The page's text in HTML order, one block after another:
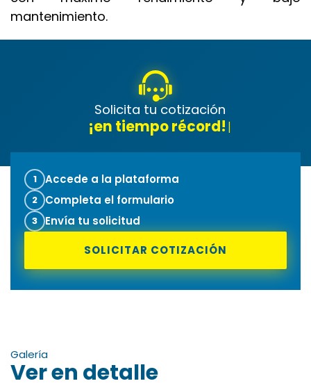
mantenimiento.
Solicita tu cotización
¡en tiempo récord!
1 Accede a la plataforma
2 Completa el formulario
3
Envía tu solicitud
SOLICITAR COTIZACIÓN
Galería
Ver en detalle